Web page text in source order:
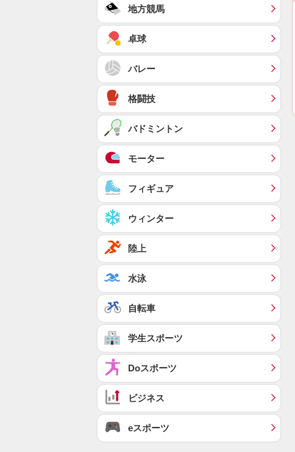
地方競馬
卓球
バレー
格闘技
バドミントン
モーター
フィギュア
ウィンター
陸上
水泳
自転車
学生スポーツ
Doスポーツ
ビジネス
eスポーツ